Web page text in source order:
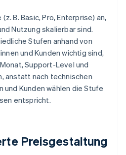
B. Basic, Pro, Enterprise) an,
Nutzung skalierbar sind.
Stufen anhand von
und Kunden wichtig sind,
Support-Level und
anstatt nach technischen
und Kunden wählen die Stufe
entspricht.
Preisgestaltung